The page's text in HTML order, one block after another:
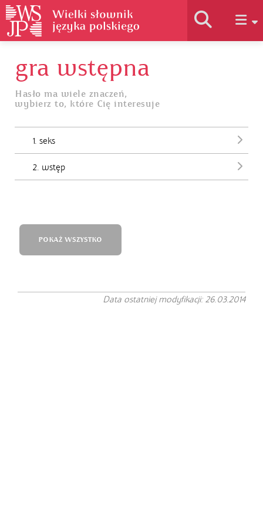
Historia słownika
Jak korzystać
gra wstępna
Hasło ma wiele znaczeń,
wybierz to, które Cię interesuje
1. seks
2. wstęp
POKAŻ WSZYSTKO
Data ostatniej modyfikacji: 26.03.2014